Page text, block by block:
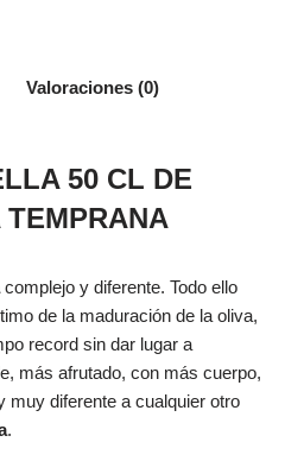
Valoraciones (0)
50 CL DE
TEMPRANA
complejo y diferente. Todo ello
de la maduración de la oliva,
record sin dar lugar a
más afrutado, con más cuerpo,
muy diferente a cualquier otro
.